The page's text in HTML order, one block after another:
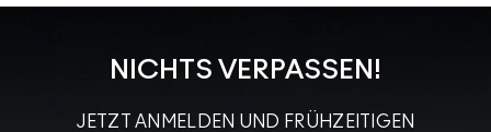
NICHTS VERPASSEN!
JETZT ANMELDEN UND FRÜHZEITIGEN